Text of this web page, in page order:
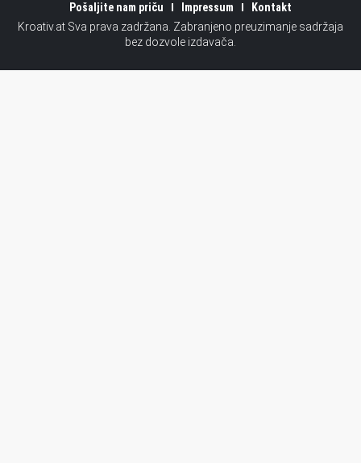
Pošaljite nam priču Impressum
Kontakt
Kroativ.at Sva prava zadržana. Zabranjeno preuzimanje sadržaja
bez dozvole izdavača.